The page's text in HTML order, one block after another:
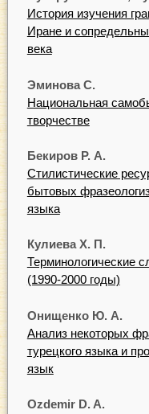
История изучения
Иране и
века
Эминова С.
Национальная
творчестве
Бекиров Р. А.
Стилистические
бытовых
языка
Кулиева Х. П.
Терминологические
(1990-2000 годы)
Онищенко Ю. А.
Анализ некоторых
турецкого языка и
язык
Ozdemir D. A.